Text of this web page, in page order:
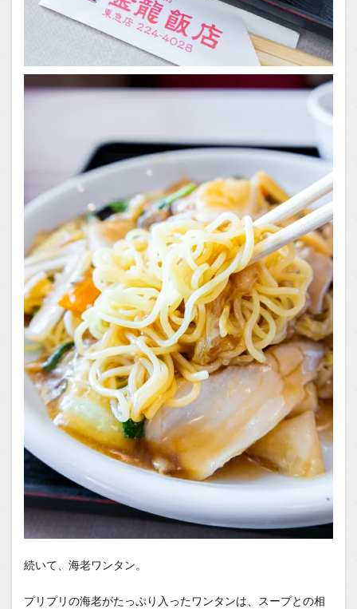
続いて、海老ワンタン。
プリプリの海老がたっぷり入ったワンタンは、スープとの相